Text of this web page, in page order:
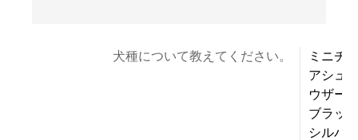
犬種について教えてください。
ミニチ
アシュ
ウザ
ブラッ
シルバ